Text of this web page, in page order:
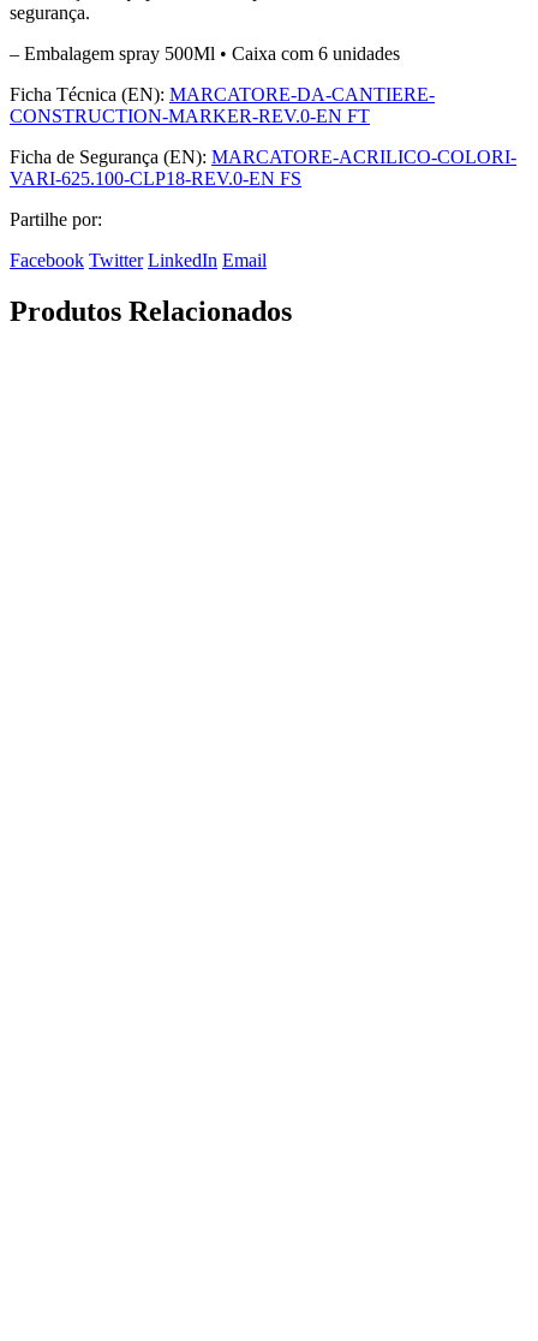
segurança.
– Embalagem spray 500Ml • Caixa com 6 unidades
Ficha Técnica (EN): MARCATORE-DA-CANTIERE-
CONSTRUCTION-MARKER-REV.0-EN FT
Ficha de Segurança (EN): MARCATORE-ACRILICO-COLORI-
VARI-625.100-CLP18-REV.0-EN FS
Partilhe por:
Facebook Twitter LinkedIn Email
Produtos Relacionados